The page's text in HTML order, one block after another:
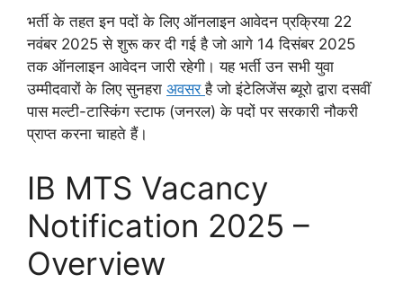
भर्ती के तहत इन पदों के लिए ऑनलाइन आवेदन प्रक्रिया 22
नवंबर 2025 से शुरू कर दी गई है जो आगे 14 दिसंबर 2025
तक ऑनलाइन आवेदन जारी रहेगी। यह भर्ती उन सभी युवा
उम्मीदवारों के लिए सुनहरा अवसरहै जो इंटेलिजेंस ब्यूरो द्वारा दसवीं
पास मल्टी-टास्किंग स्टाफ (जनरल) के पदों पर सरकारी नौकरी
प्राप्त करना चाहते हैं।
IB MTS Vacancy
Notification 2025 –
Overview